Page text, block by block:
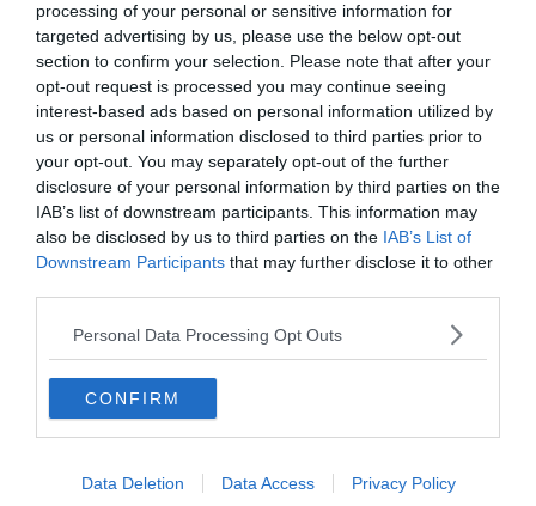
processing of your personal or sensitive information for
targeted advertising by us, please use the below opt-out
section to confirm your selection. Please note that after your
opt-out request is processed you may continue seeing
interest-based ads based on personal information utilized by
us or personal information disclosed to third parties prior to
your opt-out. You may separately opt-out of the further
disclosure of your personal information by third parties on the
IAB’s list of downstream participants. This information may
also be disclosed by us to third parties on the IAB’s List of
Downstream Participants that may further disclose it to other
Personal Data Processing Opt Outs
CONFIRM
Data Deletion Data Access Privacy Policy
I più letti
L'assalto al lago glaciale del Sorapiss:
un turista ci entra anche col sup
Calceranica, bimbo e papà recuperati
nel lago a 8 metri di profondità
Solo venerdì un calo delle temperature
ma aumenteranno i temporali
Tragedia in piscina: perde la vita un
ragazzo di Trento
Morto Mattia Maestri: aveva 13 anni, in
coma dal 2017 dopo un formaggio